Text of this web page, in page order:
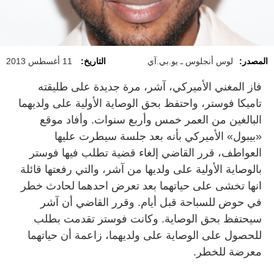
المصدر: لوس أنجلوس ـ يو.بي.آي التاريخ: 11 أغسطس 2013
فاز المغني الأميركي، آشر، مرة جديدة على طليقته
تاميكا فوستر، واحتفظ بحق الوصاية الأولية على ولديهما
البالغين من العمر خمس وأربع سنوات. وأفاد موقع
«بيبول» الأميركي بأنه بعد جلسة سيطرت عليها
العواطف، قرر القاضي إلغاء قضية تطلب فيها فوستر
بالوصاية الأولية على ولديها من آشر، والتي رفعتها قائلة
انها تخشى على حياتهما بعد تعرض احدهما لحادث خطر
في حوض للسباحة قبل أيام. وقرر القاضي أن آشر
سيحتفظ بحق الوصاية. وكانت فوستر تقدمت بطلب
للحصول على الوصاية على ولديهما، زاعمة أن حياتهما
معرضة للخطر.